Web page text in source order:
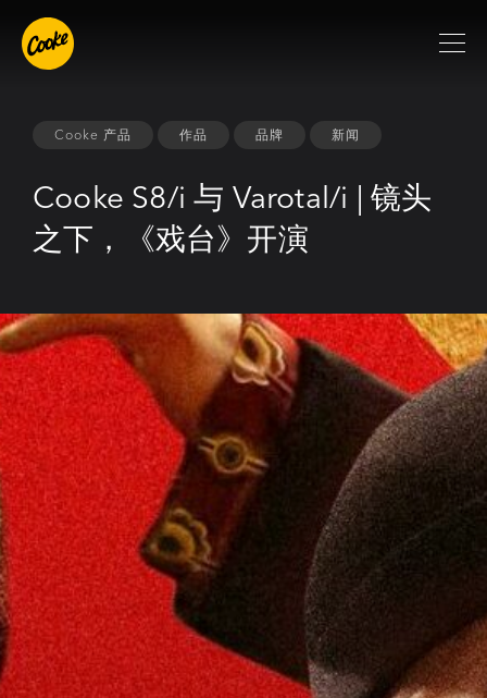
Cooke 产品 作品 品牌 新闻
Cooke S8/i 与 Varotal/i | 镜头
之下，《戏台》开演